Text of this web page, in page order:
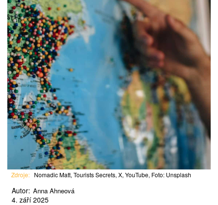
Zdroje: Nomadic Matt, Tourists Secrets, X, YouTube, Foto: Unsplash
Autor: Anna Ahneová
4. září 2025